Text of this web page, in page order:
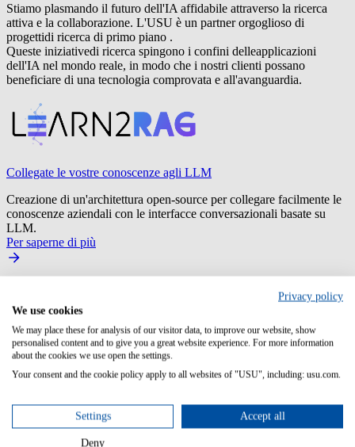
Stiamo plasmando il futuro dell'IA affidabile attraverso la ricerca
attiva e la collaborazione. L'USU è un partner orgoglioso di
progettidi ricerca di primo piano .
Queste iniziativedi ricerca spingono i confini delleapplicazioni
dell'IA nel mondo reale, in modo che i nostri clienti possano
beneficiare di una tecnologia comprovata e all'avanguardia.
Collegate le vostre conoscenze agli LLM
Creazione di un'architettura open-source per collegare facilmente le
conoscenze aziendali con le interfacce conversazionali basate su
LLM.
Per saperne di più
Rendi affidabili i sistemi di produzione
Utilizzo dell'intelligenza artificiale per mantenere i sistemi di
produzione a prova di guasto e correggere automaticamente i
Privacy policy
We use cookies
We may place these for analysis of our visitor data, to improve our website, show
personalised content and to give you a great website experience. For more information
about the cookies we use open the settings.
Your consent and the cookie policy apply to all websites of "USU", including: usu.com.
Settings Accept all
Deny